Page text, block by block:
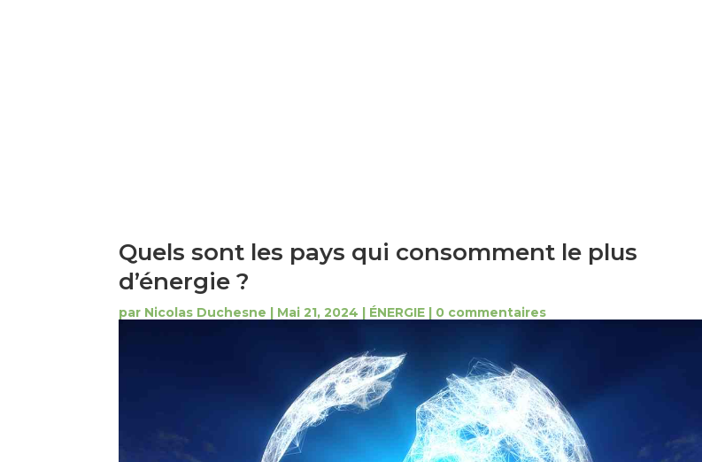
Quels sont les pays qui consomment le plus
d’énergie ?
par Nicolas Duchesne Mai 21, 2024 ÉNERGIE 0 commentaires